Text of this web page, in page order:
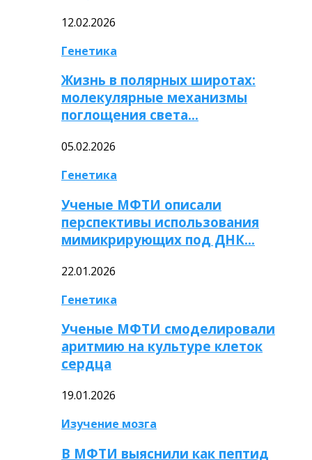
12.02.2026
Генетика
Жизнь в полярных широтах:
молекулярные механизмы
поглощения света…
05.02.2026
Генетика
Ученые МФТИ описали
перспективы использования
мимикрирующих под ДНК…
22.01.2026
Генетика
Ученые МФТИ смоделировали
аритмию на культуре клеток
сердца
19.01.2026
Изучение мозга
В МФТИ выяснили как пептид